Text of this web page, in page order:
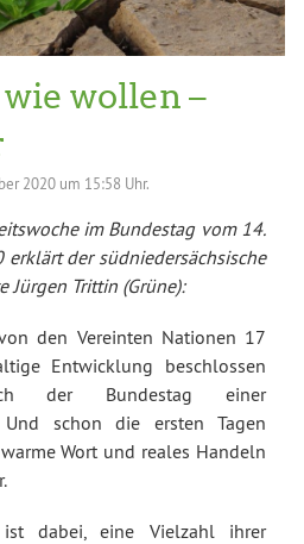
wollen –
2020 um 15:58 Uhr.
im Bundestag vom 14.
erklärt der südniedersächsische
Jürgen Trittin (Grüne):
den Vereinten Nationen 17
Entwicklung beschlossen
der Bundestag einer
Und schon die ersten Tagen
Wort und reales Handeln
ist dabei, eine Vielzahl ihrer